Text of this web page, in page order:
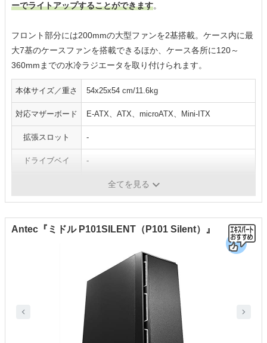
ーでライトアップすることができます。
フロント部分には200mmの大型ファンを2基搭載。ケース内に最
大7基のケースファンを搭載できるほか、ケース各所に120～
360mmまでの水冷ラジエータを取り付けられます。
本体サイズ／重さ 54x25x54 cm/11.6kg
対応マザーボード E-ATX、ATX、microATX、Mini-ITX
拡張スロット ‐
ドライブベイ ‐
全てを見る
Antec『ミドル P101SILENT（P101 Silent）』